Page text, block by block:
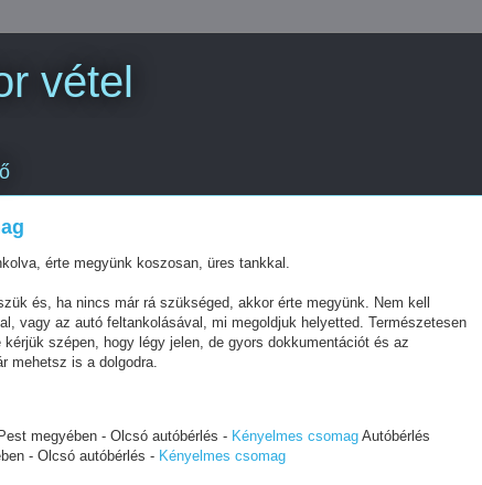
vétel
érte megyünk koszosan, üres tankkal.
és, ha nincs már rá szükséged, akkor érte megyünk. Nem kell
vagy az autó feltankolásával, mi megoldjuk helyetted. Természetesen
kérjük szépen, hogy légy jelen, de gyors dokkumentációt és az
mehetsz is a dolgodra.
megyében - Olcsó autóbérlés - Kényelmes csomag Autóbérlés
- Olcsó autóbérlés - Kényelmes csomag